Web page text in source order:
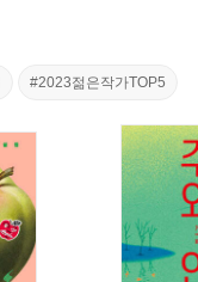
#2023젊은작가TOP5